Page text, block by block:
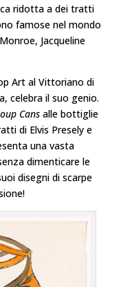
ridotta a dei tratti
famose nel mondo
Jacqueline
Art al Vittoriano di
celebra il suo genio.
Cansalle bottiglie
di Elvis Presely e
una vasta
dimenticare le
disegni di scarpe